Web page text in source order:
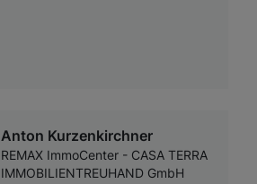
Anton Kurzenkirchner
REMAX ImmoCenter - CASA TERRA
IMMOBILIENTREUHAND GmbH